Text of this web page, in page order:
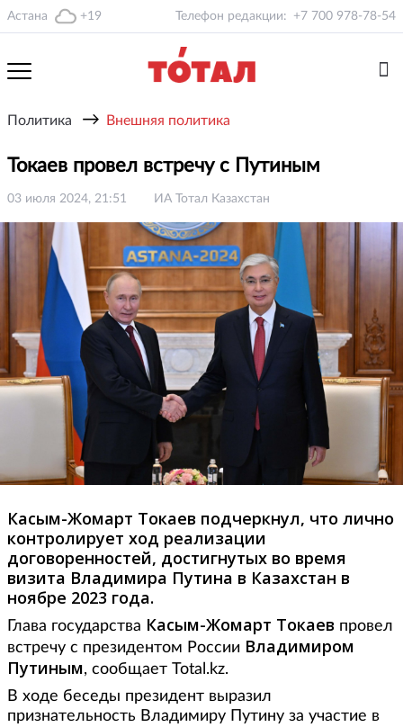
Астана +19 Телефон редакции: +7 700 978-78-54
Политика → Внешняя политика
Токаев провел встречу с Путиным
03 июля 2024, 21:51 ИА Тотал Казахстан
Касым-Жомарт Токаев подчеркнул, что лично
контролирует ход реализации
договоренностей, достигнутых во время
визита Владимира Путина в Казахстан в
ноябре 2023 года.
Глава государства Касым-Жомарт Токаев провел
встречу с президентом России Владимиром
Путиным, сообщает Total.kz.
В ходе беседы президент выразил
признательность Владимиру Путину за участие в